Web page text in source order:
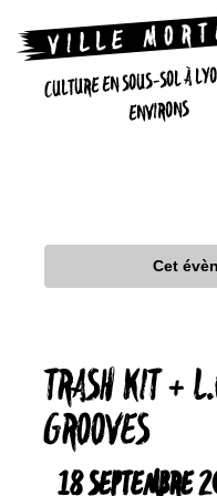
CULTURE EN SOUS-SOL À
ENVIRONS
Cet
TRASH KIT +
GROOVES
18